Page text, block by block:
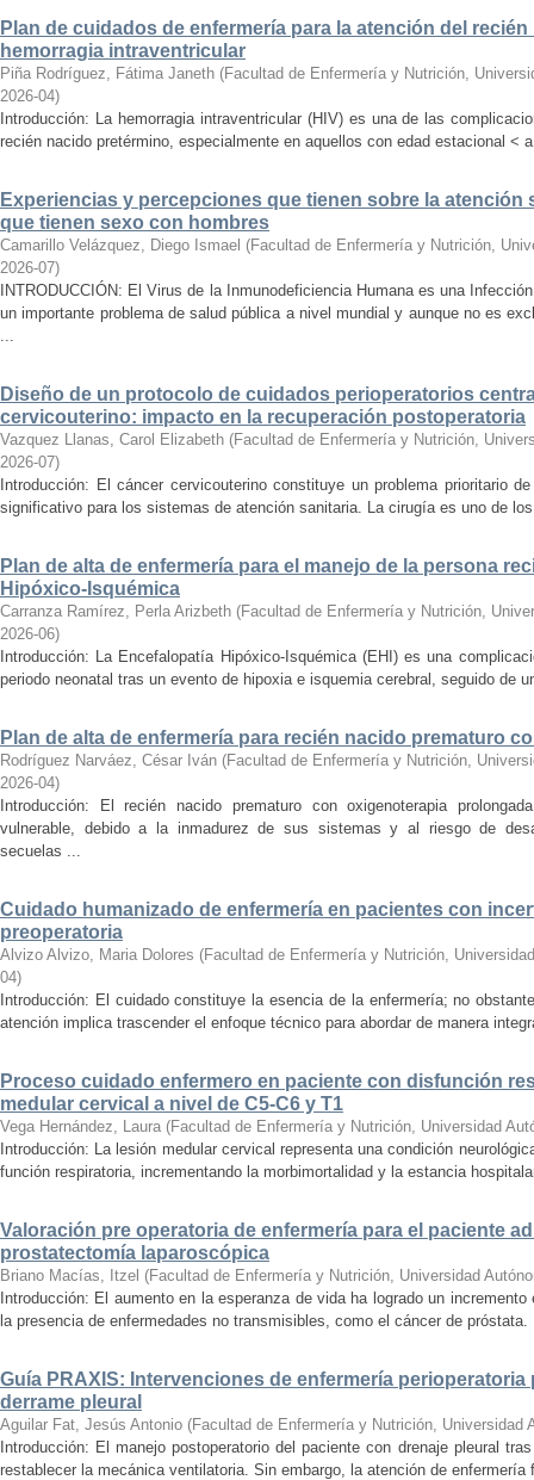
Plan de cuidados de enfermería para la atención del
hemorragia intraventricular
Piña Rodríguez, Fátima Janeth (Facultad de Enfermería y Nutrición,
2026-04)
Introducción: La hemorragia intraventricular (HIV) es una de las
recién nacido pretérmino, especialmente en aquellos con edad estacional <
Experiencias y percepciones que tienen sobre la atención
que tienen sexo con hombres
Camarillo Velázquez, Diego Ismael (Facultad de Enfermería y Nutrición,
2026-07)
INTRODUCCIÓN: El Virus de la Inmunodeficiencia Humana es una
un importante problema de salud pública a nivel mundial y aunque no es
...
Diseño de un protocolo de cuidados perioperatorios
cervicouterino: impacto en la recuperación postoperatoria
Vazquez Llanas, Carol Elizabeth (Facultad de Enfermería y Nutrición,
2026-07)
Introducción: El cáncer cervicouterino constituye un problema prioritario
significativo para los sistemas de atención sanitaria. La cirugía es uno de
Plan de alta de enfermería para el manejo de la persona
Hipóxico-Isquémica
Carranza Ramírez, Perla Arizbeth (Facultad de Enfermería y Nutrición,
2026-06)
Introducción: La Encefalopatía Hipóxico-Isquémica (EHI) es una
periodo neonatal tras un evento de hipoxia e isquemia cerebral, seguido de
Plan de alta de enfermería para recién nacido prematuro
Rodríguez Narváez, César Iván (Facultad de Enfermería y Nutrición,
2026-04)
Introducción: El recién nacido prematuro con oxigenoterapia
vulnerable, debido a la inmadurez de sus sistemas y al riesgo de
secuelas ...
Cuidado humanizado de enfermería en pacientes con
preoperatoria
Alvizo Alvizo, Maria Dolores (Facultad de Enfermería y Nutrición,
04)
Introducción: El cuidado constituye la esencia de la enfermería; no
atención implica trascender el enfoque técnico para abordar de manera
Proceso cuidado enfermero en paciente con disfunción
medular cervical a nivel de C5-C6 y T1
Vega Hernández, Laura (Facultad de Enfermería y Nutrición, Universidad
Introducción: La lesión medular cervical representa una condición
función respiratoria, incrementando la morbimortalidad y la estancia
Valoración pre operatoria de enfermería para el paciente
prostatectomía laparoscópica
Briano Macías, Itzel (Facultad de Enfermería y Nutrición, Universidad
Introducción: El aumento en la esperanza de vida ha logrado un
la presencia de enfermedades no transmisibles, como el cáncer de
Guía PRAXIS: Intervenciones de enfermería
derrame pleural
Aguilar Fat, Jesús Antonio (Facultad de Enfermería y Nutrición, Universidad
Introducción: El manejo postoperatorio del paciente con drenaje pleural
restablecer la mecánica ventilatoria. Sin embargo, la atención de